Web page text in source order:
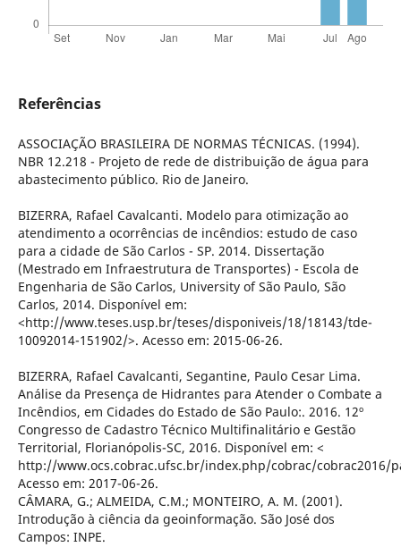
Referências
ASSOCIAÇÃO BRASILEIRA DE NORMAS TÉCNICAS. (1994).
NBR 12.218 - Projeto de rede de distribuição de água para
abastecimento público. Rio de Janeiro.
BIZERRA, Rafael Cavalcanti. Modelo para otimização ao
atendimento a ocorrências de incêndios: estudo de caso
para a cidade de São Carlos - SP. 2014. Dissertação
(Mestrado em Infraestrutura de Transportes) - Escola de
Engenharia de São Carlos, University of São Paulo, São
Carlos, 2014. Disponível em:
<http://www.teses.usp.br/teses/disponiveis/18/18143/tde-
10092014-151902/>. Acesso em: 2015-06-26.
BIZERRA, Rafael Cavalcanti, Segantine, Paulo Cesar Lima.
Análise da Presença de Hidrantes para Atender o Combate a
Incêndios, em Cidades do Estado de São Paulo:. 2016. 12º
Congresso de Cadastro Técnico Multifinalitário e Gestão
Territorial, Florianópolis-SC, 2016. Disponível em: <
http://www.ocs.cobrac.ufsc.br/index.php/cobrac/cobrac2016/
Acesso em: 2017-06-26.
CÂMARA, G.; ALMEIDA, C.M.; MONTEIRO, A. M. (2001).
Introdução à ciência da geoinformação. São José dos
Campos: INPE.